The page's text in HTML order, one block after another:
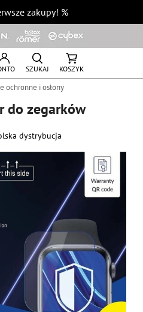
zakupy! %
SZUKAJ KOSZYK
ochronne i osłony
do zegarków
dystrybucja